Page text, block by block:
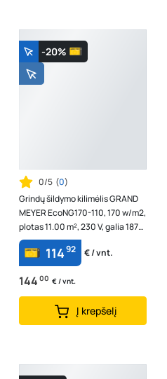
-20%
0/5 (0)
Grindų šildymo kilimėlis GRAND
MEYER EcoNG170-110, 170 w/m2,
plotas 11.00 m², 230 V, galia 1870
W
11492 € / vnt.
144 00 € / vnt.
Į krepšelį